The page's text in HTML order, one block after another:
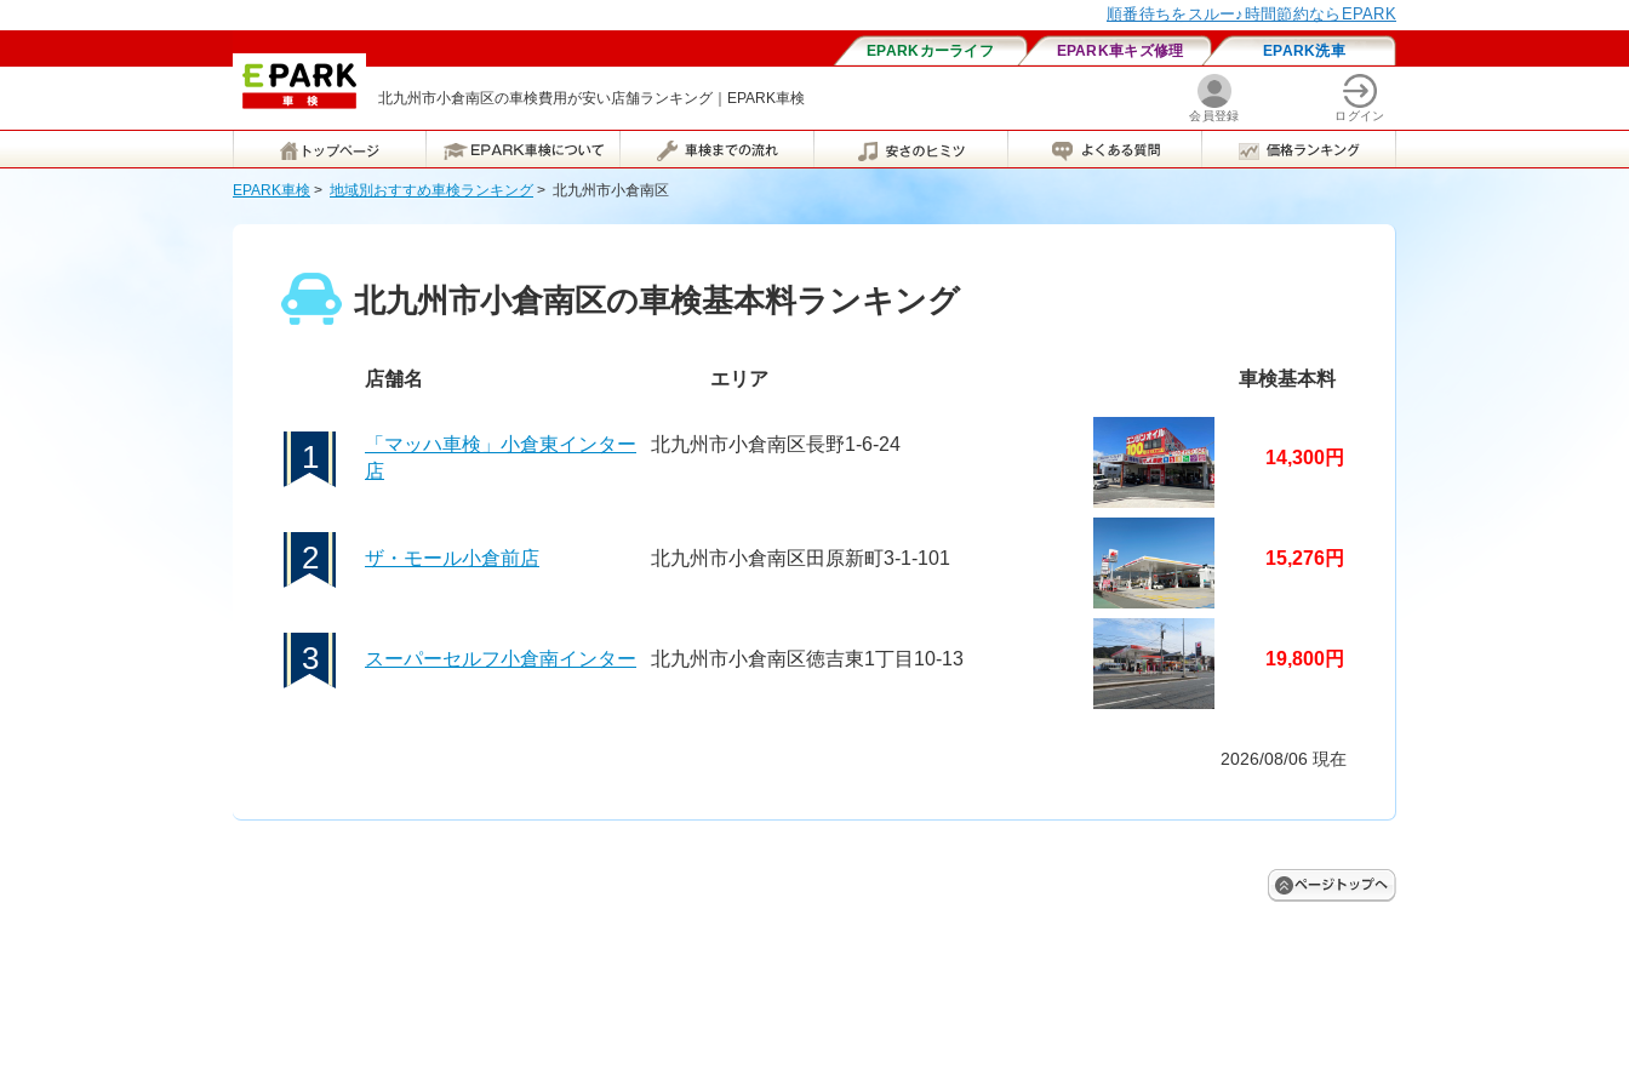
北九州市小倉南区の車検費用が安い店舗ランキング｜EPARK車検
EPARK車検 > 地域別おすすめ車検ランキング > 北九州市小倉南区
北九州市小倉南区の車検基本料ランキング
店舗名 エリア 車検基本料
1
「マッハ車検」小倉東インター
店
北九州市小倉南区長野1-6-24
14,300円
2 ザ・モール小倉前店 北九州市小倉南区田原新町3-1-101 15,276円
3 スーパーセルフ小倉南インター 北九州市小倉南区徳吉東1丁目10-13 19,800円
2026/08/06 現在